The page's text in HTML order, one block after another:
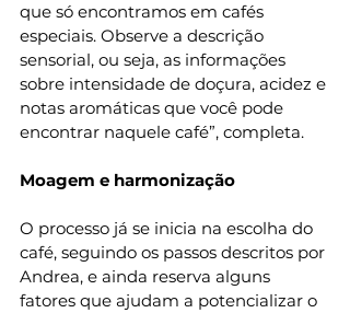
que só encontramos em cafés
especiais. Observe a descrição
sensorial, ou seja, as informações
sobre intensidade de doçura, acidez e
notas aromáticas que você pode
encontrar naquele café”, completa.
Moagem e harmonização
O processo já se inicia na escolha do
café, seguindo os passos descritos por
Andrea, e ainda reserva alguns
fatores que ajudam a potencializar o